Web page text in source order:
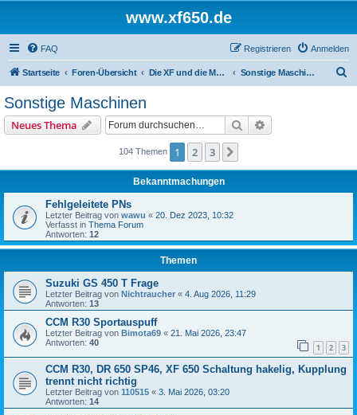
www.xf650.de
FAQ Anmelden
Registrieren
Startseite Foren-Übersicht Die XF und die Moppeds der ehemaligen XF-Treiber Sonstige Maschinen
Sonstige Maschinen
Neues Thema Suche
104 Themen 1 2 3
Bekanntmachungen
Fehlgeleitete PNs
Letzter Beitrag von wawu « 20. Dez 2023, 10:32
Verfasst in Thema Forum
Antworten: 12
Themen
Suzuki GS 450 T Frage
Letzter Beitrag von Nichtraucher « 4. Aug 2026, 11:29
Antworten: 13
CCM R30 Sportauspuff
Letzter Beitrag von Bimota69 « 21. Mai 2026, 23:47
Antworten: 40 1 2 3
CCM R30, DR 650 SP46, XF 650 Schaltung hakelig, Kupplung
trennt nicht richtig
Letzter Beitrag von 110515 « 3. Mai 2026, 03:20
Antworten: 14